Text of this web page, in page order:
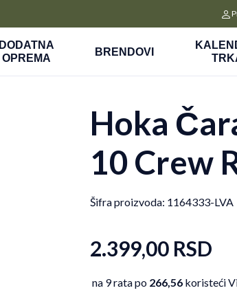
DODATNA
OPREMA
BRENDOVI
Hoka
10 Crew
Šifra proizvoda: 1164333-LVA
2.399,00 RSD
na 9 rata po 266,56 koristeći